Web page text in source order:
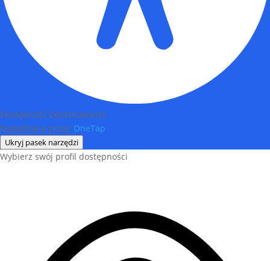
Dostępność Dostosowania
Napędzane przez OneTap
Ukryj pasek narzędzi
Wybierz swój profil dostępności